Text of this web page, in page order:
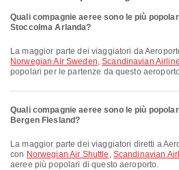
Quali compagnie aeree sono le più
Stoccolma Arlanda?
La maggior parte dei viaggiatori da
Norwegian Air Sweden,Scandinavian
popolari per le partenze da questo
Quali compagnie aeree sono le più
Bergen Flesland?
La maggior parte dei viaggiatori diretti a Aeroporto Bergen Flesland vola
con Norwegian Air Shuttle , Scandinavian
aeree più popolari di questo aeroporto.